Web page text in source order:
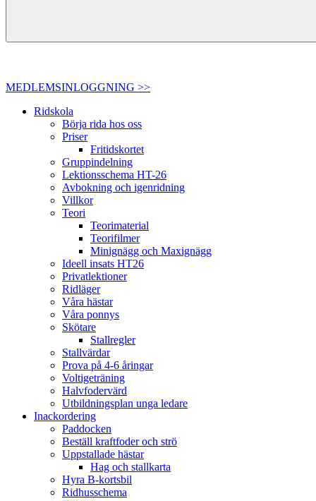
MEDLEMSINLOGGNING >>
Ridskola
Börja rida hos oss
Priser
Fritidskortet
Gruppindelning
Lektionsschema HT-26
Avbokning och igenridning
Villkor
Teori
Teorimaterial
Teorifilmer
Minignägg och Maxignägg
Ideell insats HT26
Privatlektioner
Ridläger
Våra hästar
Våra ponnys
Skötare
Stallregler
Stallvärdar
Prova på 4-6 åringar
Voltigeträning
Halvfodervärd
Utbildningsplan unga ledare
Inackordering
Paddocken
Beställ kraftfoder och strö
Uppstallade hästar
Hag och stallkarta
Hyra B-kortsbil
Ridhusschema